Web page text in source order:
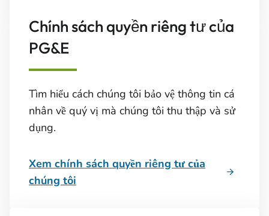
Chính sách quyền riêng tư của
PG&E
Tìm hiểu cách chúng tôi bảo vệ thông tin cá
nhân về quý vị mà chúng tôi thu thập và sử
dụng.
Xem chính sách quyền riêng tư của
chúng tôi